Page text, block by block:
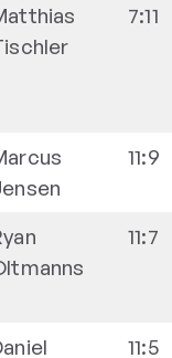
7:11
11:9
11:7
11:5